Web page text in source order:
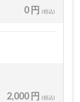
0 円 (税込)
2,000 円 (税込)